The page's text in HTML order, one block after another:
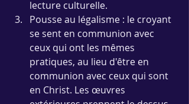
lecture culturelle.
Pousse au légalisme : le croyant
se sent en communion avec
ceux qui ont les mêmes
pratiques, au lieu d'être en
communion avec ceux qui sont
en Christ. Les œuvres